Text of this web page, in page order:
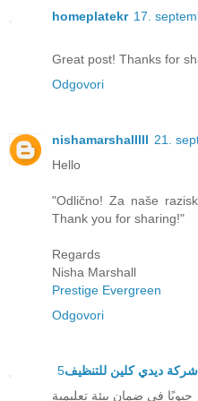
homeplatekr 17.
Great post! Thanks for
Odgovori
nishamarshalllll 21.
Hello
"Odlično! Za naše
Thank you for sharing!"
Regards
Nisha Marshall
Prestige Evergreen
Odgovori
شركة ديدي كلين للتنظيف
في ضمان بيئة تعليمية